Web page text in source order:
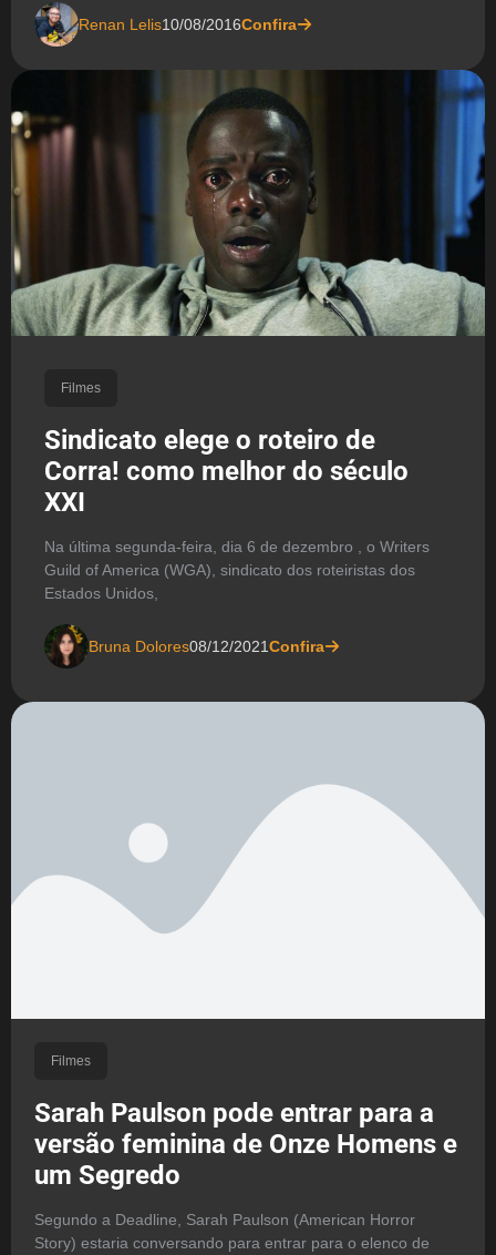
Renan Lelis10/08/2016Confira
Filmes
Sindicato elege o roteiro de
Corra! como melhor do século
XXI
Na última segunda-feira, dia 6 de dezembro , o Writers
Guild of America (WGA), sindicato dos roteiristas dos
Estados Unidos,
Bruna Dolores08/12/2021Confira
Filmes
Sarah Paulson pode entrar para a
versão feminina de Onze Homens e
um Segredo
Segundo a Deadline, Sarah Paulson (American Horror
Story) estaria conversando para entrar para o elenco de